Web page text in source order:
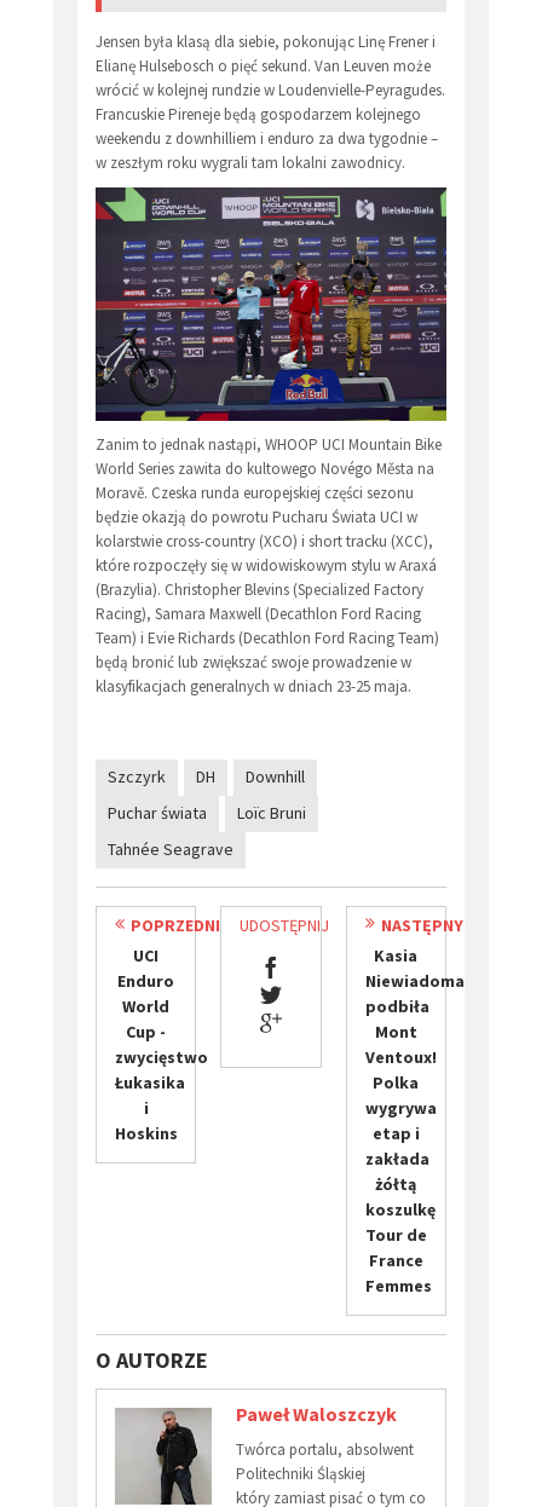
Jensen była klasą dla siebie, pokonując Linę Frener i
Elianę Hulsebosch o pięć sekund. Van Leuven może
wrócić w kolejnej rundzie w Loudenvielle-Peyragudes.
Francuskie Pireneje będą gospodarzem kolejnego
weekendu z downhilliem i enduro za dwa tygodnie –
w zeszłym roku wygrali tam lokalni zawodnicy.
Zanim to jednak nastąpi, WHOOP UCI Mountain Bike
World Series zawita do kultowego Novégo Města na
Moravě. Czeska runda europejskiej części sezonu
będzie okazją do powrotu Pucharu Świata UCI w
kolarstwie cross-country (XCO) i short tracku (XCC),
które rozpoczęły się w widowiskowym stylu w Araxá
(Brazylia). Christopher Blevins (Specialized Factory
Racing), Samara Maxwell (Decathlon Ford Racing
Team) i Evie Richards (Decathlon Ford Racing Team)
będą bronić lub zwiększać swoje prowadzenie w
klasyfikacjach generalnych w dniach 23-25 maja.
Szczyrk DH
Downhill
Puchar świata
Loïc Bruni
Tahnée Seagrave
POPRZEDNI
​UCI
Enduro
World
Cup -
zwycięstwo
Łukasika
i
Hoskins
UDOSTĘPNIJ
NASTĘPNY
Kasia
Niewiadoma
podbiła
Mont
Ventoux!
Polka
wygrywa
etap i
zakłada
żółtą
koszulkę
Tour de
France
Femmes
O AUTORZE
Paweł Waloszczyk
Twórca portalu, absolwent
Politechniki Śląskiej
który zamiast pisać o tym co